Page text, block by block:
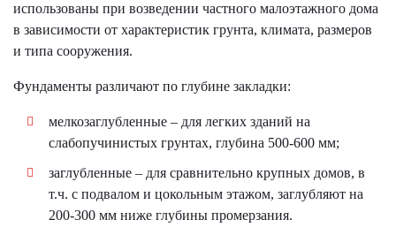
использованы при возведении частного малоэтажного дома
в зависимости от характеристик грунта, климата, размеров
и типа сооружения.
Фундаменты различают по глубине закладки:
мелкозаглубленные – для легких зданий на
слабопучинистых грунтах, глубина 500-600 мм;
заглубленные – для сравнительно крупных домов, в
т.ч. с подвалом и цокольным этажом, заглубляют на
200-300 мм ниже глубины промерзания.